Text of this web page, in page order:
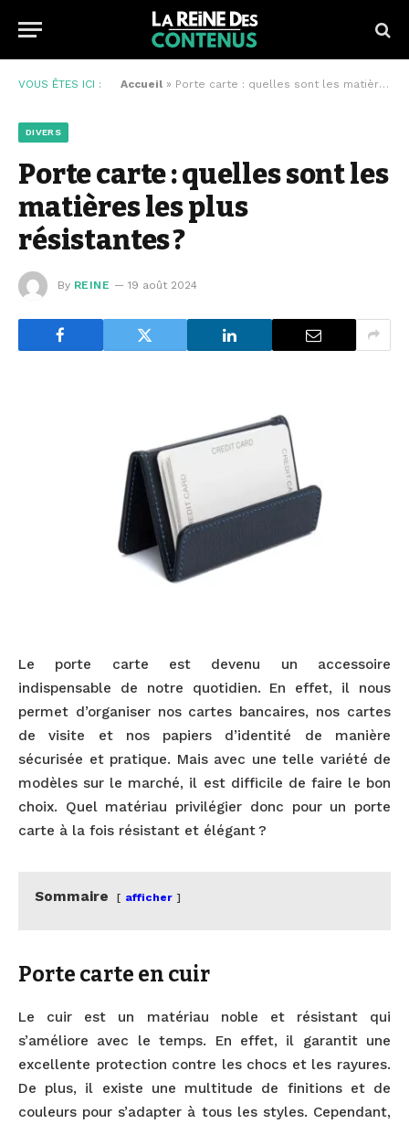
VOUS ÊTES ICI : Accueil » Porte carte : quelles sont les matières les plus résistantes ?
DIVERS
Porte carte : quelles sont les
matières les plus
résistantes ?
By REINE 19 août 2024
Le porte carte est devenu un accessoire
indispensable de notre quotidien. En effet, il nous
permet d’organiser nos cartes bancaires, nos cartes
de visite et nos papiers d’identité de manière
sécurisée et pratique. Mais avec une telle variété de
modèles sur le marché, il est difficile de faire le bon
choix. Quel matériau privilégier donc pour un porte
carte à la fois résistant et élégant ?
Sommaire afficher
Porte carte en cuir
Le cuir est un matériau noble et résistant qui
s’améliore avec le temps. En effet, il garantit une
excellente protection contre les chocs et les rayures.
De plus, il existe une multitude de finitions et de
couleurs pour s’adapter à tous les styles. Cependant,